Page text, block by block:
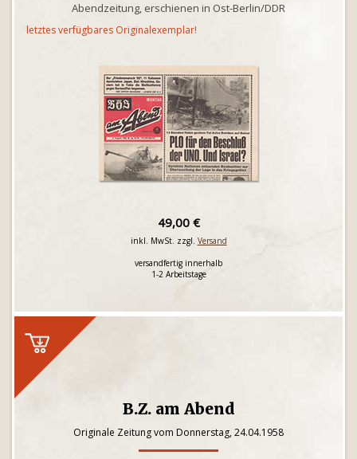
Abendzeitung, erschienen in Ost-Berlin/DDR
letztes verfügbares Originalexemplar!
49,00 €
inkl. MwSt. zzgl. Versand
versandfertig innerhalb
1-2 Arbeitstage
B.Z. am Abend
Originale Zeitung vom Donnerstag, 24.04.1958